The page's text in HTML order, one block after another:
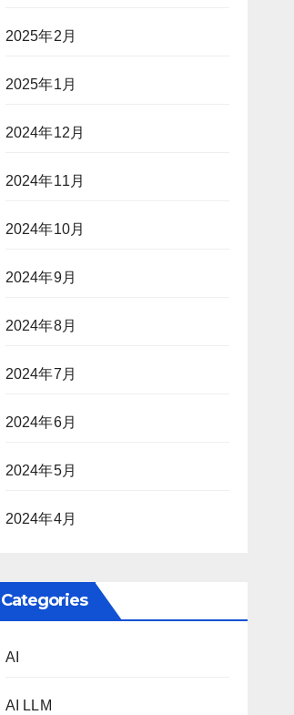
2025年2月
2025年1月
2024年12月
2024年11月
2024年10月
2024年9月
2024年8月
2024年7月
2024年6月
2024年5月
2024年4月
Categories
AI
AI LLM